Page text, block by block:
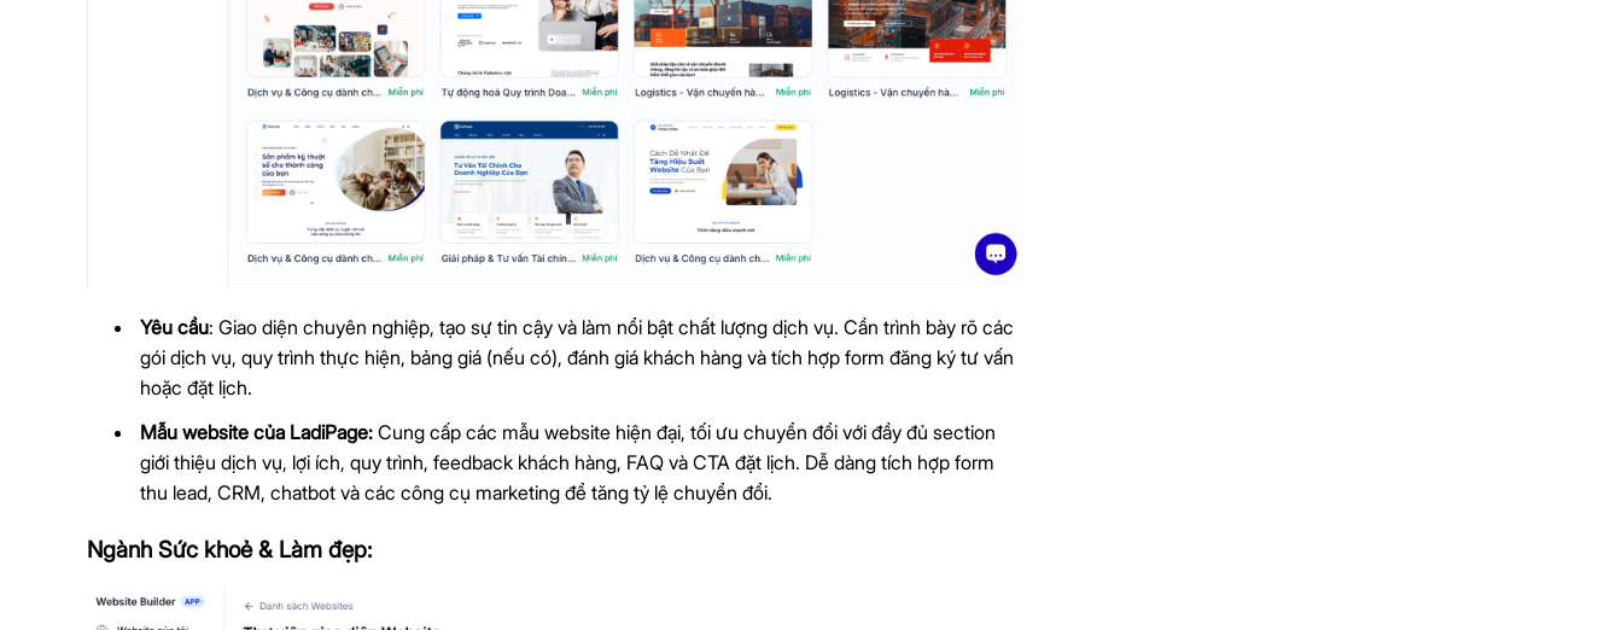
Yêu cầu: Giao diện chuyên nghiệp, tạo sự tin cậy và làm nổi bật chất lượng dịch vụ. Cần trình bày rõ các
gói dịch vụ, quy trình thực hiện, bảng giá (nếu có), đánh giá khách hàng và tích hợp form đăng ký tư vấn
hoặc đặt lịch.
Mẫu website của LadiPage: Cung cấp các mẫu website hiện đại, tối ưu chuyển đổi với đầy đủ section
giới thiệu dịch vụ, lợi ích, quy trình, feedback khách hàng, FAQ và CTA đặt lịch. Dễ dàng tích hợp form
thu lead, CRM, chatbot và các công cụ marketing để tăng tỷ lệ chuyển đổi.
Ngành Sức khoẻ & Làm đẹp: